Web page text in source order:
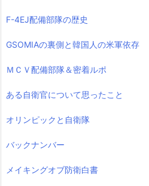
F-4EJ配備部隊の歴史
GSOMIAの裏側と韓国人の米軍依存
ＭＣＶ配備部隊＆密着ルポ
ある自衛官について思ったこと
オリンピックと自衛隊
バックナンバー
メイキングオブ防衛白書